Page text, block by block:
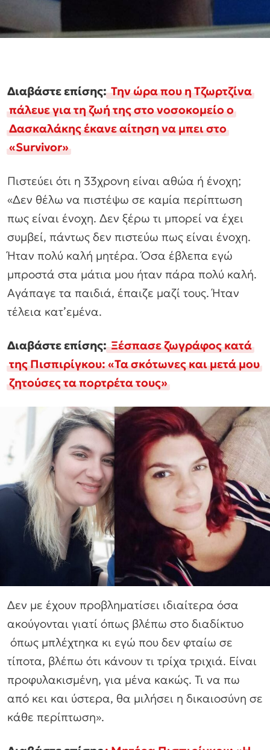
Διαβάστε επίσης:Την ώρα που η Τζωρτζίνα
πάλευε για τη ζωή της στο νοσοκομείο ο
Δασκαλάκης έκανε αίτηση να μπει στο
«Survivor»
Πιστεύει ότι η 33χρονη είναι αθώα ή ένοχη;
«Δεν θέλω να πιστέψω σε καμία περίπτωση
πως είναι ένοχη. Δεν ξέρω τι μπορεί να έχει
συμβεί, πάντως δεν πιστεύω πως είναι ένοχη.
Ήταν πολύ καλή μητέρα. Όσα έβλεπα εγώ
μπροστά στα μάτια μου ήταν πάρα πολύ καλή.
Αγάπαγε τα παιδιά, έπαιζε μαζί τους. Ήταν
τέλεια κατ’εμένα.
Διαβάστε επίσης:Ξέσπασε ζωγράφος κατά
της Πισπιρίγκου: «Τα σκότωνες και μετά μου
ζητούσες τα πορτρέτα τους»
Δεν με έχουν προβληματίσει ιδιαίτερα όσα
ακούγονται γιατί όπως βλέπω στο διαδίκτυο
όπως μπλέχτηκα κι εγώ που δεν φταίω σε
τίποτα, βλέπω ότι κάνουν τι τρίχα τριχιά. Είναι
προφυλακισμένη, για μένα κακώς. Τι να πω
από κει και ύστερα, θα μιλήσει η δικαιοσύνη σε
κάθε περίπτωση».